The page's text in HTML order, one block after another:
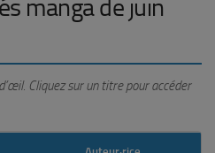
manga de juin
Cliquez sur un titre pour accéder